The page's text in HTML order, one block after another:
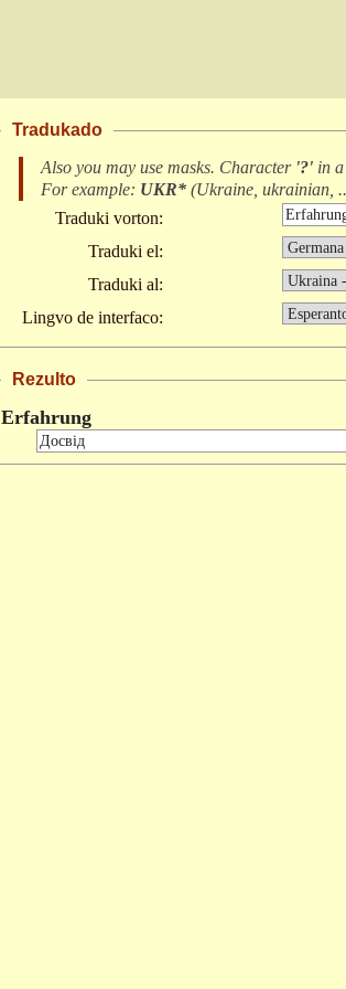
Tradukado
Also you may use masks. Character '?' in
For example: UKR* (Ukraine, ukrainian,
Traduki vorton:
Traduki el:
Traduki al:
Lingvo de interfaco:
Rezulto
Erfahrung